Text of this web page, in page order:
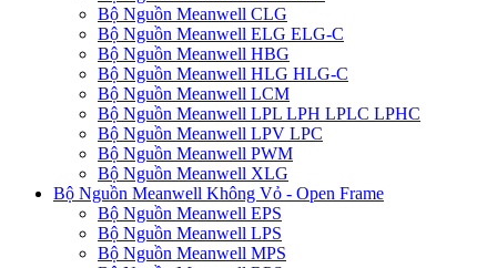
Bộ Nguồn Meanwell CLG
Bộ Nguồn Meanwell ELG ELG-C
Bộ Nguồn Meanwell HBG
Bộ Nguồn Meanwell HLG HLG-C
Bộ Nguồn Meanwell LCM
Bộ Nguồn Meanwell LPL LPH LPLC LPHC
Bộ Nguồn Meanwell LPV LPC
Bộ Nguồn Meanwell PWM
Bộ Nguồn Meanwell XLG
Bộ Nguồn Meanwell Không Vỏ - Open Frame
Bộ Nguồn Meanwell EPS
Bộ Nguồn Meanwell LPS
Bộ Nguồn Meanwell MPS